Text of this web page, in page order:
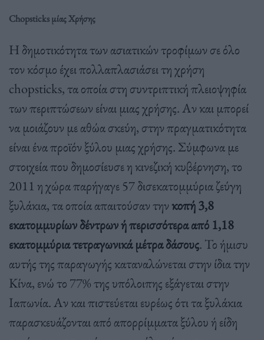
Chopsticks μίας Χρήσης
Η δημοτικότητα των ασιατικών τροφίμων σε όλο
τον κόσμο έχει πολλαπλασιάσει τη χρήση
chopsticks, τα οποία στη συντριπτική πλειοψηφία
των περιπτώσεων είναι μιας χρήσης. Αν και μπορεί
να μοιάζουν με αθώα σκεύη, στην πραγματικότητα
είναι ένα προϊόν ξύλου μιας χρήσης. Σύμφωνα με
στοιχεία που δημοσίευσε η κινεζική κυβέρνηση, το
2011 η χώρα παρήγαγε 57 δισεκατομμύρια ζεύγη
ξυλάκια, τα οποία απαιτούσαν τηνκοπή 3,8
εκατομμυρίων δέντρων ή περισσότερα από 1,18
εκατομμύρια τετραγωνικά μέτρα δάσους. Το ήμισυ
αυτής της παραγωγής καταναλώνεται στην ίδια την
Κίνα, ενώ το 77% της υπόλοιπης εξάγεται στην
Ιαπωνία. Αν και πιστεύεται ευρέως ότι τα ξυλάκια
παρασκευάζονται από απορρίμματα ξύλου ή είδη